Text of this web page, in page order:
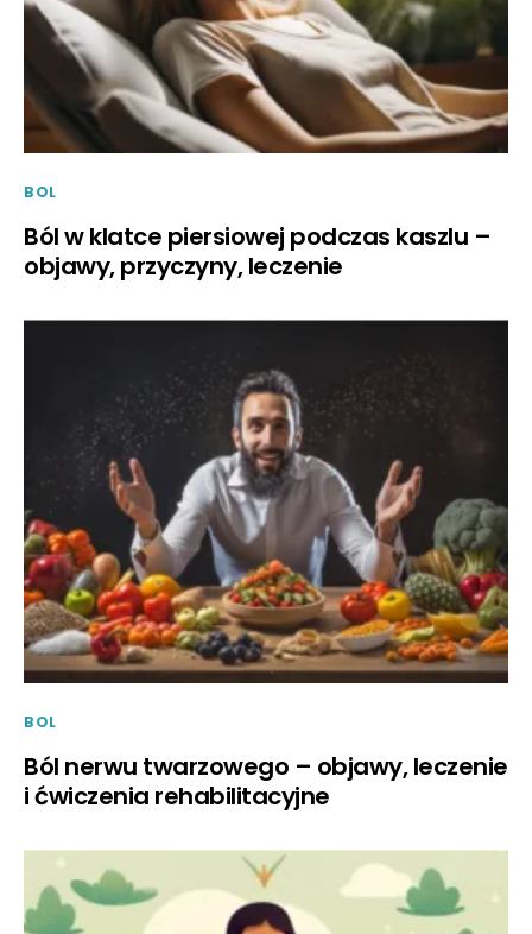
BOL
Ból w klatce piersiowej podczas kaszlu –
objawy, przyczyny, leczenie
BOL
Ból nerwu twarzowego – objawy, leczenie
i ćwiczenia rehabilitacyjne